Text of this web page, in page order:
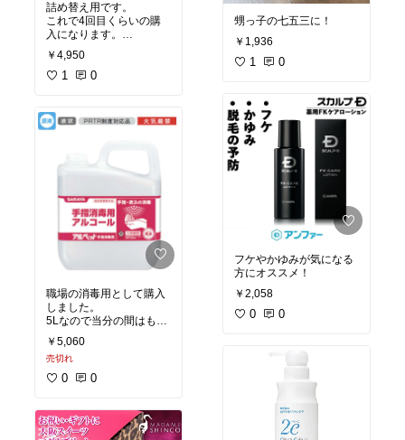
詰め替え用です。
これで4回目くらいの購
入になります。
これにしてから頭皮の調
子がよくなりました。
シャンプーの合う合わな
いかもしれません。
￥4,950
1 0
職場の消毒用として購入
しました。
5Lなので当分の間はもち
￥5,060
売切れ
0 0
甥っ子の七五三に！
￥1,936
1 0
フケやかゆみが気になる
方にオススメ！
￥2,058
0 0